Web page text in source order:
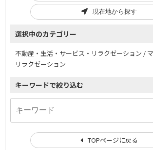
現在地から探す
選択中のカテゴリー
不動産・生活・サービス・リラクゼーション /
リラクゼーション
キーワードで絞り込む
TOPページに戻る